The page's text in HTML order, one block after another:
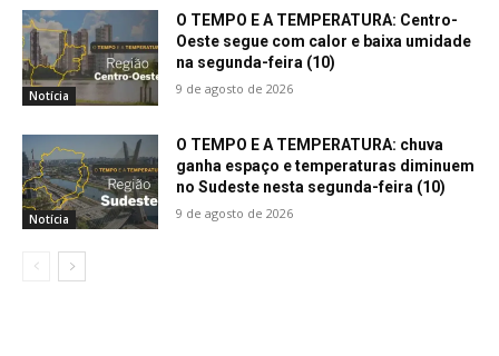
Notícia
O TEMPO E A TEMPERATURA: Centro-
Oeste segue com calor e baixa umidade
na segunda-feira (10)
9 de agosto de 2026
Notícia
O TEMPO E A TEMPERATURA: chuva
ganha espaço e temperaturas diminuem
no Sudeste nesta segunda-feira (10)
9 de agosto de 2026